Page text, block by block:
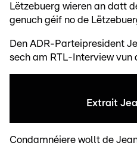
Lëtzebuerg wieren an datt
genuch géif no de
Den ADR-Parteipresident
sech am RTL-Interview vun
Extrait
Condamnéiere wollt de